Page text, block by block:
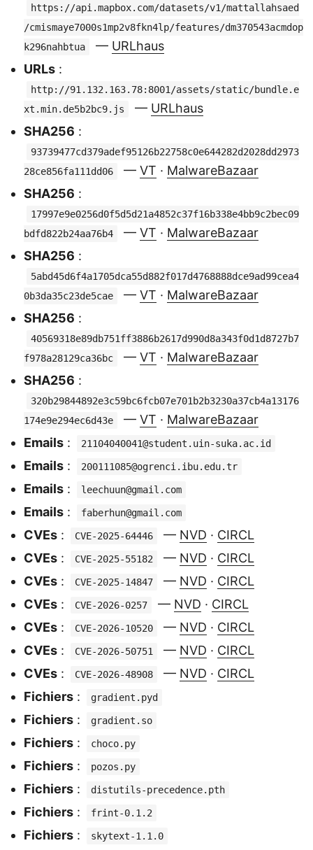
https://api.mapbox.com/datasets/v1/mattallahsaed
/cmismaye7000s1mp2v8fkn4lp/features/dm370543acmdop
k296nahbtua
— URLhaus
URLs :
http://91.132.163.78:8001/assets/static/bundle.e
xt.min.de5b2bc9.js
— URLhaus
SHA256 :
93739477cd379adef95126b22758c0e644282d2028dd2973
28ce856fa111dd06
— VT · MalwareBazaar
SHA256 :
17997e9e0256d0f5d5d21a4852c37f16b338e4bb9c2bec09
bdfd822b24aa76b4
— VT · MalwareBazaar
SHA256 :
5abd45d6f4a1705dca55d882f017d4768888dce9ad99cea4
0b3da35c23de5cae
— VT · MalwareBazaar
SHA256 :
40569318e89db751ff3886b2617d990d8a343f0d1d8727b7
f978a28129ca36bc
— VT · MalwareBazaar
SHA256 :
320b29844892e3c59bc6fcb07e701b2b3230a37cb4a13176
174e9e294ec6d43e
— VT · MalwareBazaar
Emails : 21104040041@student.uin-suka.ac.id
Emails : 200111085@ogrenci.ibu.edu.tr
Emails : leechuun@gmail.com
Emails : faberhun@gmail.com
CVEs : CVE-2025-64446 — NVD · CIRCL
CVEs : CVE-2025-55182 — NVD · CIRCL
CVEs : CVE-2025-14847 — NVD · CIRCL
CVEs : CVE-2026-0257 — NVD · CIRCL
CVEs : CVE-2026-10520 — NVD · CIRCL
CVEs : CVE-2026-50751 — NVD · CIRCL
CVEs : CVE-2026-48908 — NVD · CIRCL
Fichiers : gradient.pyd
Fichiers : gradient.so
Fichiers : choco.py
Fichiers : pozos.py
Fichiers : distutils-precedence.pth
Fichiers : frint-0.1.2
Fichiers : skytext-1.1.0